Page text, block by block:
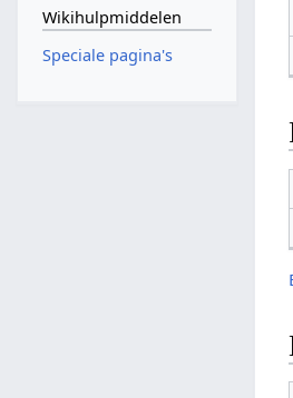
Wikihulpmiddelen
Speciale pagina's